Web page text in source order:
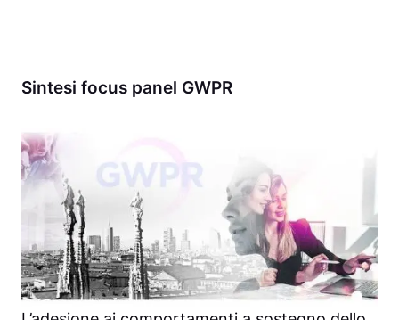
Sintesi focus panel GWPR